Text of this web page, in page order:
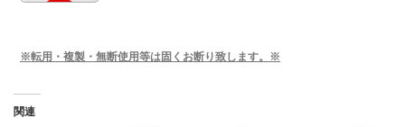
※転用・複製・無断使用等は固くお断り致します。※
関連